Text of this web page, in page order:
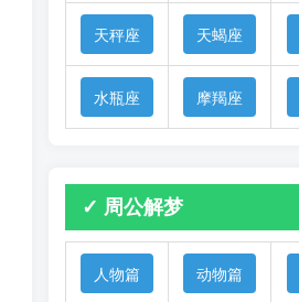
天秤座 天蝎座
水瓶座 摩羯座
✓ 周公解梦
人物篇 动物篇